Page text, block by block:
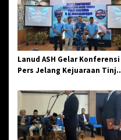
i
p
o
s
Lanud ASH Gelar Konferensi
Pers Jelang Kejuaraan Tinju
2026